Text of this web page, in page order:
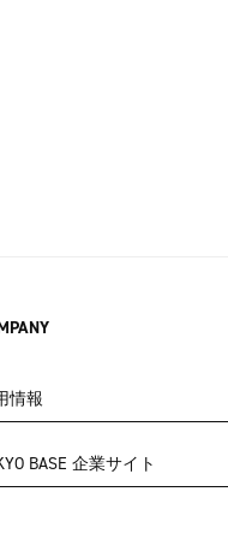
情報
BASE 企業サイト